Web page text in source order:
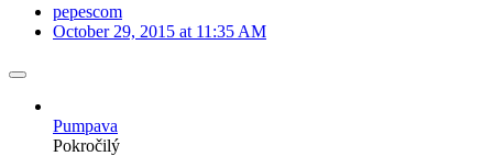
pepescom
October 29, 2015 at 11:35 AM
Pumpava
Pokročilý